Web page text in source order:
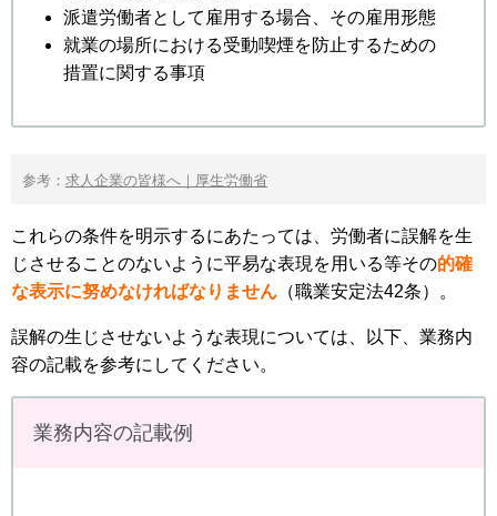
派遣労働者として雇用する場合、その雇用形態
就業の場所における受動喫煙を防止するための
措置に関する事項
参考： 求人企業の皆様へ｜厚生労働省
これらの条件を明示するにあたっては、労働者に誤解を生
じさせることのないように平易な表現を用いる等その的確
な表示に努めなければなりません （職業安定法42条）。
誤解の生じさせないような表現については、以下、業務内
容の記載を参考にしてください。
業務内容の記載例